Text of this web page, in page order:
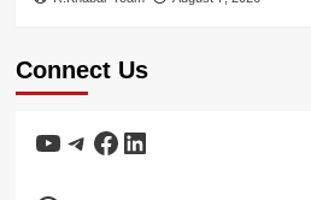
Connect Us
YouTube
Telegram
Facebook
LinkedIn